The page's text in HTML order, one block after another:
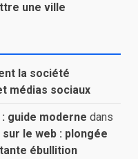
une ville
la société
médias sociaux
guide moderne dans
le web : plongée
ébullition